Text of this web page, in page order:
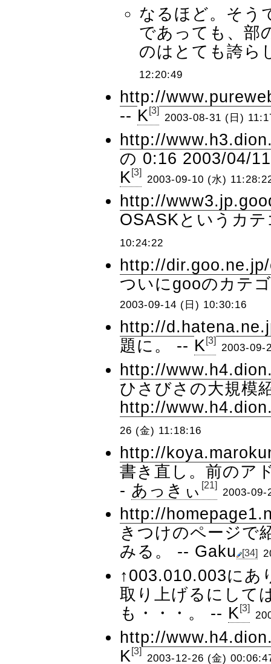
なるほど。そう
であっても、部
のはとても誇ら
12:20:49
http://
-- K [3]
2003-08-31 (日)
http://
の 0:16 2003/04/
K [3]
2003-09-10 (水)
http://
OSASKというカ
10:24:22
http://
ついにgooのカテ
2003-09-14 (日) 10:30:16
http://
題に。 -- K [3]
2003-09-
http://
ひさびさの大規模
http://
26 (金) 11:18:16
http://
書き直し。前のア
- あっきぃ [21]
2003-
http://
きつけのページで
みる。 -- Gaku [34]
↑003.010.003にあ
取り上げるにして
も・・・。 -- K [3]
http://
K [3]
2003-12-26 (金)